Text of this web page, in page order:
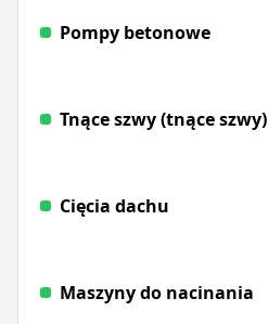
Pompy betonowe
Tnące szwy (tnące szwy)
Cięcia dachu
Maszyny do nacinania